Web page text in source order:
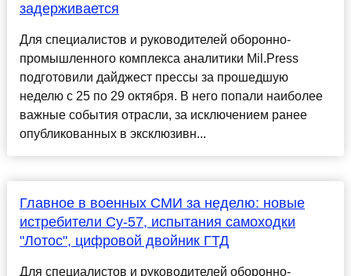
задерживается
Для специалистов и руководителей оборонно-
промышленного комплекса аналитики Mil.Press
подготовили дайджест прессы за прошедшую
неделю с 25 по 29 октября. В него попали наиболее
важные события отрасли, за исключением ранее
опубликованных в эксклюзивн...
Главное в военных СМИ за неделю: новые
истребители Су-57, испытания самоходки
"Лотос", цифровой двойник ГТД
Для специалистов и руководителей оборонно-